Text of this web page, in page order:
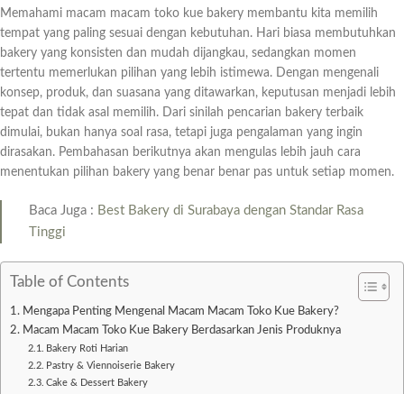
Memahami macam macam toko kue bakery membantu kita memilih
tempat yang paling sesuai dengan kebutuhan. Hari biasa membutuhkan
bakery yang konsisten dan mudah dijangkau, sedangkan momen
tertentu memerlukan pilihan yang lebih istimewa. Dengan mengenali
konsep, produk, dan suasana yang ditawarkan, keputusan menjadi lebih
tepat dan tidak asal memilih. Dari sinilah pencarian bakery terbaik
dimulai, bukan hanya soal rasa, tetapi juga pengalaman yang ingin
dirasakan. Pembahasan berikutnya akan mengulas lebih jauh cara
menentukan pilihan bakery yang benar benar pas untuk setiap momen.
Baca Juga : Best Bakery di Surabaya dengan Standar Rasa
Tinggi
Table of Contents
Mengapa Penting Mengenal Macam Macam Toko Kue Bakery?
Macam Macam Toko Kue Bakery Berdasarkan Jenis Produknya
Bakery Roti Harian
Pastry & Viennoiserie Bakery
Cake & Dessert Bakery